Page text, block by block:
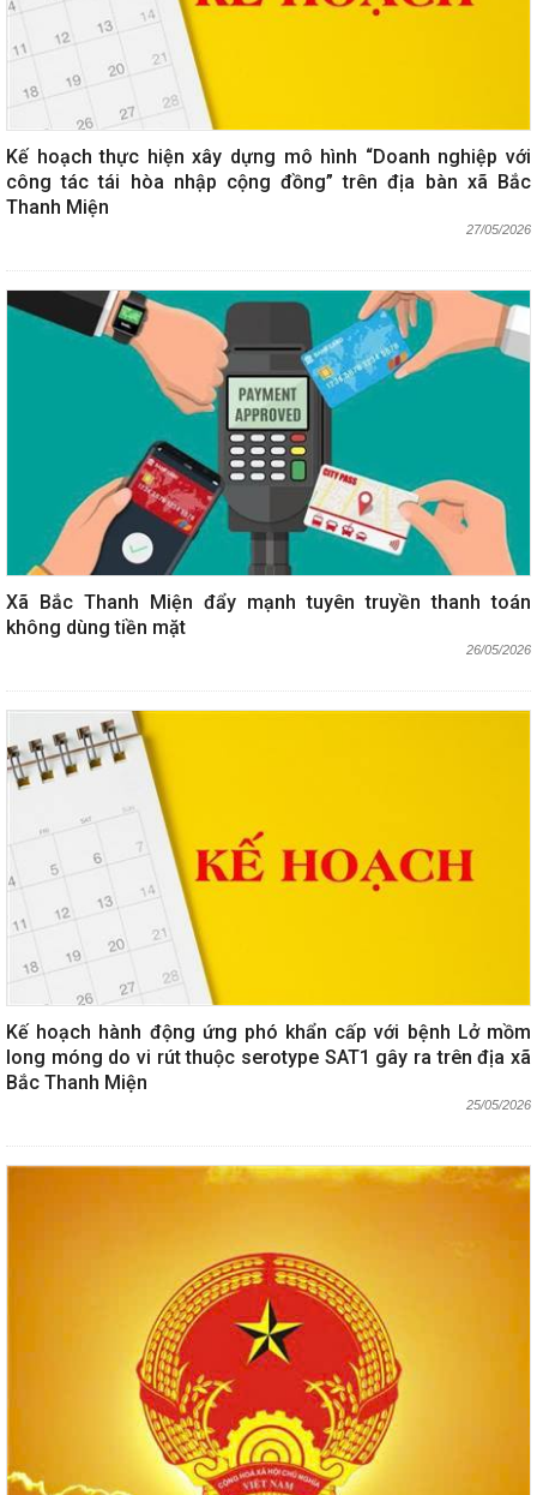
Kế hoạch thực hiện xây dựng mô hình “Doanh nghiệp với
công tác tái hòa nhập cộng đồng” trên địa bàn xã Bắc
Thanh Miện
27/05/2026
Xã Bắc Thanh Miện đẩy mạnh tuyên truyền thanh toán
không dùng tiền mặt
26/05/2026
Kế hoạch hành động ứng phó khẩn cấp với bệnh Lở mồm
long móng do vi rút thuộc serotype SAT1 gây ra trên địa xã
Bắc Thanh Miện
25/05/2026